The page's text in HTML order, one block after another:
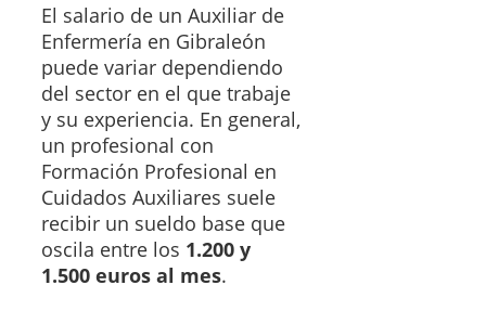
El salario de un Auxiliar de
Enfermería en Gibraleón
puede variar dependiendo
del sector en el que trabaje
y su experiencia. En general,
un profesional con
Formación Profesional en
Cuidados Auxiliares suele
recibir un sueldo base que
oscila entre los 1.200 y
1.500 euros al mes.